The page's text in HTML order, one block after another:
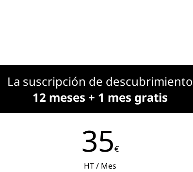
La suscripción de descubrimiento
12 meses + 1 mes gratis
35€
HT / Mes